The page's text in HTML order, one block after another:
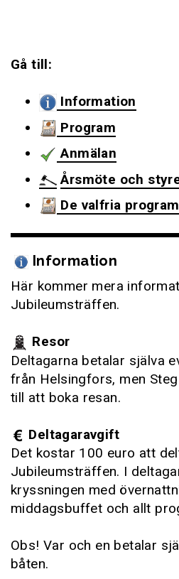
Gå till:
Information
Program
Anmälan
Årsmöte och
De valfria
Information
Här kommer mera
Jubileumsträffen.
Resor
Deltagarna betalar själva
från Helsingfors, men
till att boka resan.
Deltagaravgift
Det kostar 100 euro att
Jubileumsträffen. I
kryssningen med
middagsbuffet och allt
Obs! Var och en betalar
båten.